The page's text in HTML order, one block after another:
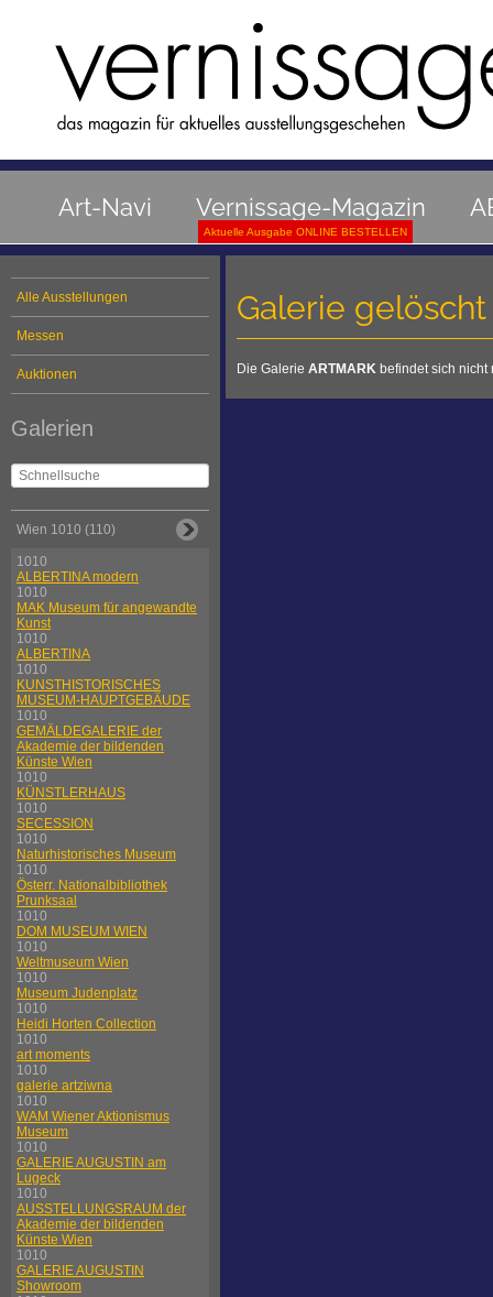
Art-Navi Vernissage-Magazin
Aktuelle Ausgabe ONLINE BESTELLEN
Alle Ausstellungen
Messen
Auktionen
Galerien
Wien 1010 (110)
1010
ALBERTINA modern
1010
MAK Museum für angewandte
Kunst
1010
ALBERTINA
1010
KUNSTHISTORISCHES
MUSEUM-HAUPTGEBÄUDE
1010
GEMÄLDEGALERIE der
Akademie der bildenden
Künste Wien
1010
KÜNSTLERHAUS
1010
SECESSION
1010
Naturhistorisches Museum
1010
Österr. Nationalbibliothek
Prunksaal
1010
DOM MUSEUM WIEN
1010
Weltmuseum Wien
1010
Museum Judenplatz
1010
Heidi Horten Collection
1010
art moments
1010
galerie artziwna
1010
WAM Wiener Aktionismus
Museum
1010
GALERIE AUGUSTIN am
Lugeck
1010
AUSSTELLUNGSRAUM der
Akademie der bildenden
Künste Wien
1010
GALERIE AUGUSTIN
Showroom
Galerie gelöscht
Die Galerie ARTMARK befindet sich nicht